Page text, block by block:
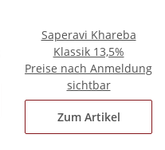
Saperavi Khareba
Klassik 13,5%
Preise nach Anmeldung
sichtbar
Zum Artikel